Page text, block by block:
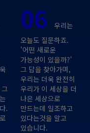
.
06우리는
오늘도 질문하죠.
'어떤 새로운
가능성이 있을까?'
그 답을 찾아가며,
우리는 더욱 완전히
우리가 이 세상을 더
나은 세상으로
만드는데 일조하고
있다는것을 알고
있습니다.